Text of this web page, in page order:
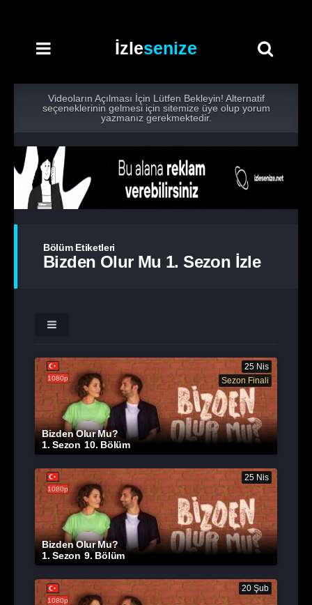
İzlesenize
Videoların Açılması İçin Lütfen Bekleyin! Alternatif
seçeneklerinin gelmesi için sitemize üye olup yorum
yazmanız gerekmektedir.
Bölüm Etiketleri
Bizden Olur Mu 1. Sezon İzle
1080p Sezon Finali
25 Nis
Bizden Olur Mu?
1. Sezon 10. Bölüm
1080p
25 Nis
Bizden Olur Mu?
1. Sezon 9. Bölüm
1080p
20 Şub